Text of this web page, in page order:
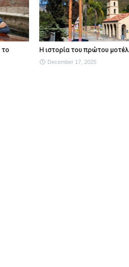
το
Η ιστορία του πρώτου μοτέλ
December 17, 2025